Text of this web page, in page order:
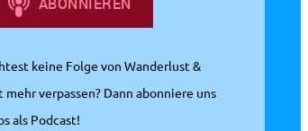
keine Folge von Wanderlust &
mehr verpassen? Dann abonniere uns
als Podcast!